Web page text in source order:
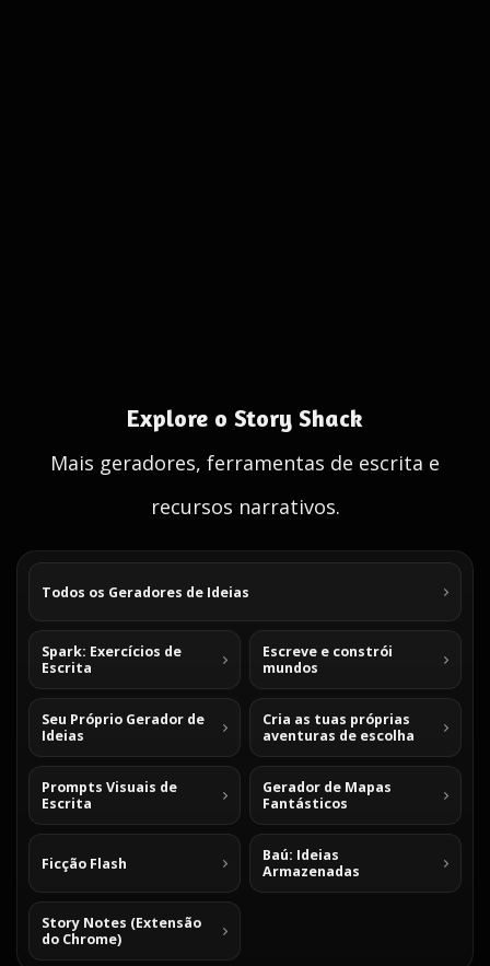
Explore o Story Shack
Mais geradores, ferramentas de escrita e
recursos narrativos.
Todos os Geradores de Ideias
Spark: Exercícios de
Escrita
Escreve e constrói
mundos
Seu Próprio Gerador de
Ideias
Cria as tuas próprias
aventuras de escolha
Prompts Visuais de
Escrita
Gerador de Mapas
Fantásticos
Ficção Flash
Baú: Ideias
Armazenadas
Story Notes (Extensão
do Chrome)